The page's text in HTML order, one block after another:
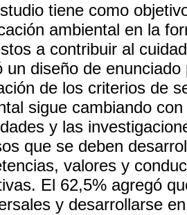
tiene como
ambiental en la
a contribuir al
un diseño de
de los criterios de
sigue cambiando
y las
que se deben
valores y
El 62,5% agregó
y desarrollarse